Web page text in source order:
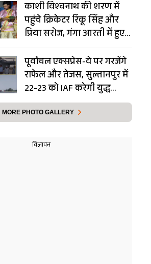
काशी विश्वनाथ की शरण में
पहुंचे क्रिकेटर रिंकू सिंह और
प्रिया सरोज, गंगा आरती में हुए
शामिल- Photos
पूर्वांचल एक्सप्रेस-वे पर गरजेंगे
राफेल और तेजस, सुल्तानपुर में
22-23 को IAF करेगी युद्ध
अभ्यास
MORE PHOTO GALLERY